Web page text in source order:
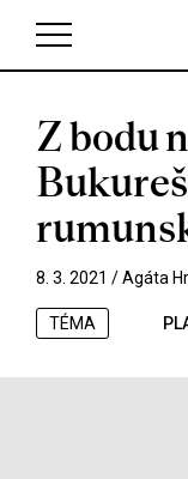
Z bodu
8. 3. 2021 /Agáta
TÉMA